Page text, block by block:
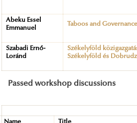
Abeku Essel
Emmanuel
Taboos and
Szabadi Ernő-
Loránd
Székelyföld
Székelyföld és
Passed workshop discussions